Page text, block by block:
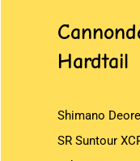
Hardtail
Shimano
SR Suntour